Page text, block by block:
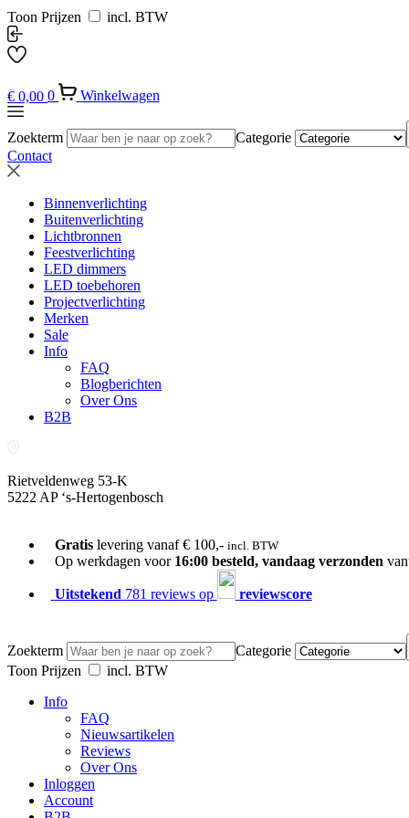
Toon Prijzen incl. BTW
€ 0,00 0 Winkelwagen
Zoekterm
Categorie
Contact
Binnenverlichting
Buitenverlichting
Lichtbronnen
Feestverlichting
LED dimmers
LED toebehoren
Projectverlichting
Merken
Sale
Info
FAQ
Blogberichten
Over Ons
B2B
Rietveldenweg 53-K
5222 AP ‘s-Hertogenbosch
Gratislevering vanaf € 100,- incl. BTW
Op werkdagen voor 16:00 besteld, vandaag verzonden
Uitstekend 781 reviews op reviewscore
Zoekterm
Categorie
Toon Prijzen
incl. BTW
Info
FAQ
Nieuwsartikelen
Reviews
Over Ons
Inloggen
Account